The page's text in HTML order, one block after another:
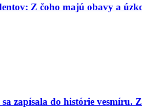
Z čoho majú obavy a
zapísala do histórie